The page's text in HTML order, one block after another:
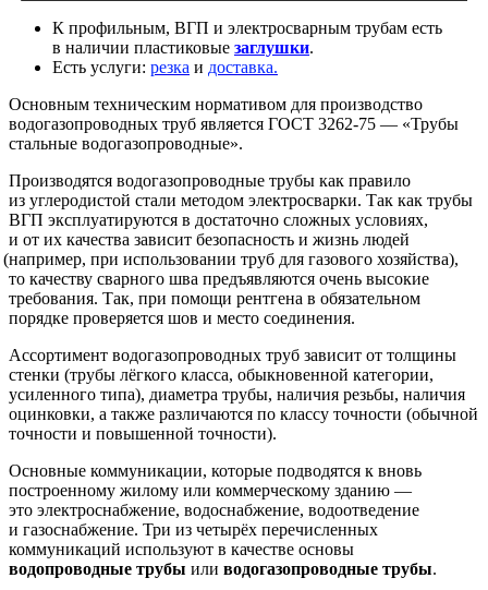
К профильным, ВГП и электросварным трубам есть
в наличии пластиковые заглушки.
Есть услуги: резка и доставка.
Основным техническим нормативом для производство
водогазопроводных труб является ГОСТ 3262-75 — «Трубы
стальные водогазопроводные».
Производятся водогазопроводные трубы как правило
из углеродистой стали методом электросварки. Так как трубы
ВГП эксплуатируются в достаточно сложных условиях,
и от их качества зависит безопасность и жизнь людей
(например, при использовании труб для газового хозяйства),
то качеству сварного шва предъявляются очень высокие
требования. Так, при помощи рентгена в обязательном
порядке проверяется шов и место соединения.
Ассортимент водогазопроводных труб зависит от толщины
стенки (трубы лёгкого класса, обыкновенной категории,
усиленного типа), диаметра трубы, наличия резьбы, наличия
оцинковки, а также различаются по классу точности (обычной
точности и повышенной точности).
Основные коммуникации, которые подводятся к вновь
построенному жилому или коммерческому зданию —
это электроснабжение, водоснабжение, водоотведение
и газоснабжение. Три из четырёх перечисленных
коммуникаций используют в качестве основы
водопроводные трубы или водогазопроводные трубы.